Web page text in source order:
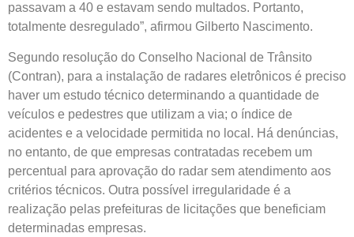
passavam a 40 e estavam sendo multados. Portanto,
totalmente desregulado”, afirmou Gilberto Nascimento.
Segundo resolução do Conselho Nacional de Trânsito
(Contran), para a instalação de radares eletrônicos é preciso
haver um estudo técnico determinando a quantidade de
veículos e pedestres que utilizam a via; o índice de
acidentes e a velocidade permitida no local. Há denúncias,
no entanto, de que empresas contratadas recebem um
percentual para aprovação do radar sem atendimento aos
critérios técnicos. Outra possível irregularidade é a
realização pelas prefeituras de licitações que beneficiam
determinadas empresas.